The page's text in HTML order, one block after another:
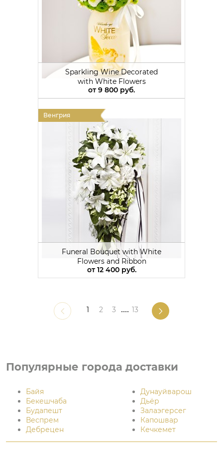
Sparkling Wine Decorated
with White Flowers
от9 800 руб.
Венгрия
Funeral Bouquet with White
Flowers and Ribbon
от12 400 руб.
1 2 3 .... 13
Популярные города доставки
Байя
Бекешчаба
Будапешт
Веспрем
Дебрецен
Дунауйварош
Дьёр
Залаэгерсег
Капошвар
Кечкемет